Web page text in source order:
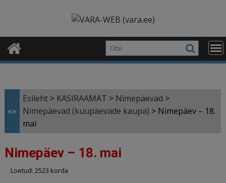
«»
Esileht > KÄSIRAAMAT > Nimepäevad >
Nimepäevad (kuupäevade kaupa) > Nimepäev – 18.
mai
Nimepäev – 18. mai
Loetud: 2523 korda